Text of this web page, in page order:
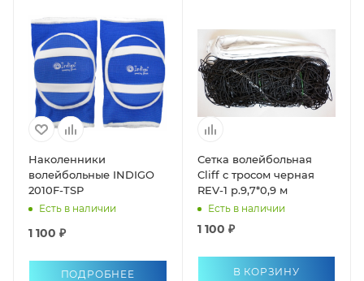
Наколенники
волейбольные INDIGO
2010F-TSP
Есть в наличии
1 100 ₽
ПОДРОБНЕЕ
Сетка волейбольная
Cliff c тросом черная
REV-1 р.9,7*0,9 м
Есть в наличии
1 100 ₽
В КОРЗИНУ